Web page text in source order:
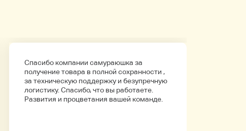
Спасибо компании самураюшка за
получение товара в полной сохранности ,
за техническую поддержку и безупречную
логистику. Спасибо, что вы работаете.
Развития и процветания вашей команде.